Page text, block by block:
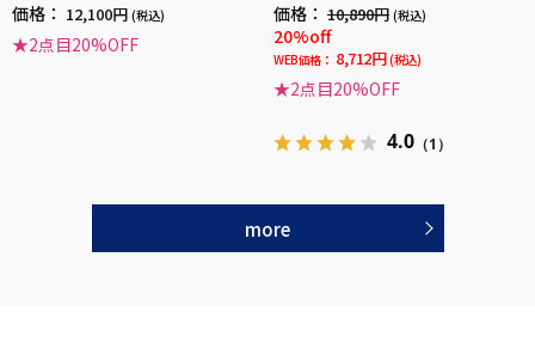
価格： 12,100円 (税込)
★2点目20%OFF
価格： 10,890円 (税込)
20%off
WEB価格： 8,712円 (税込)
★2点目20%OFF
4.0 （1）
more